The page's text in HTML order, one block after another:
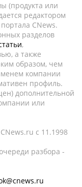
(продукта или
редактором
CNews.
разделов
,
а также
образом, чем
компании
профиль.
дополнительной
или
c 11.1998
разбора -